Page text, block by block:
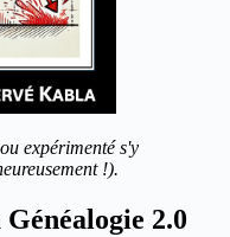
expérimenté s'y
!).
2.0